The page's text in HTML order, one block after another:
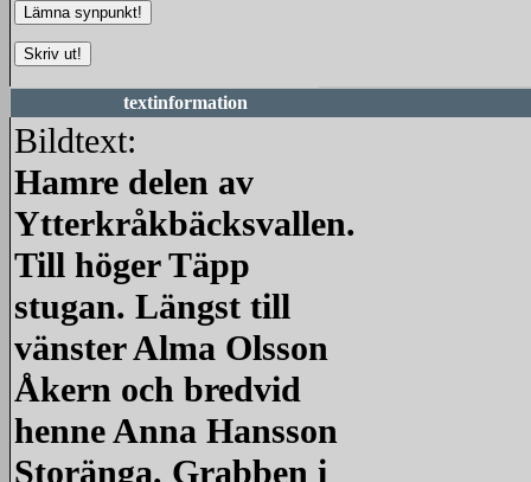
textinformation
Bildtext:
Hamre delen av
Ytterkråkbäcksvallen.
Till höger Täpp
stugan. Längst till
vänster Alma Olsson
Åkern och bredvid
henne Anna Hansson
Storänga. Grabben i